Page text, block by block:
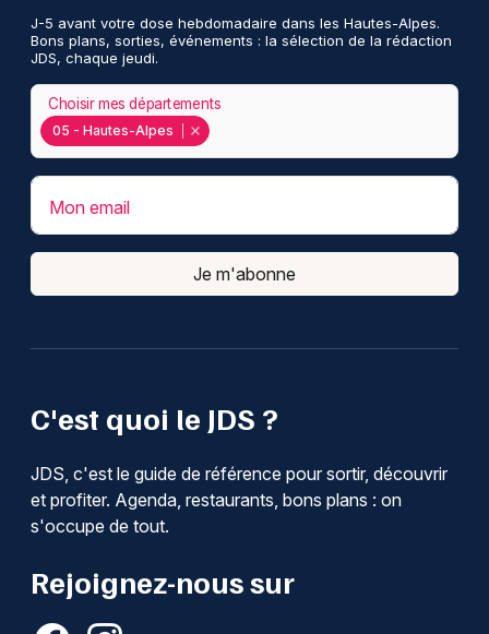
C'est quoi le JDS ?
JDS, c'est le guide de référence pour sortir, découvrir
et profiter. Agenda, restaurants, bons plans : on
s'occupe de tout.
Rejoignez-nous sur
J-5 avant votre dose hebdomadaire dans les Hautes-Alpes.
Bons plans, sorties, événements : la sélection de la rédaction
JDS, chaque jeudi.
05 - Hautes-Alpes
Choisir mes départements
Mon email
Je m'abonne